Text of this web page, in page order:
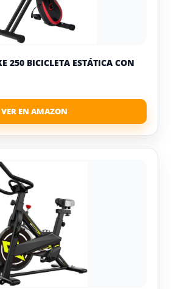
250 BICICLETA ESTÁTICA CON